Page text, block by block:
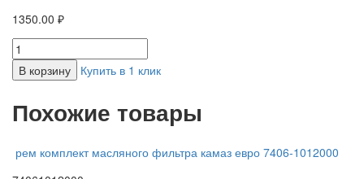
1350.00 ₽
В корзину Купить в 1 клик
Похожие товары
рем комплект масляного фильтра камаз евро 7406-1012000